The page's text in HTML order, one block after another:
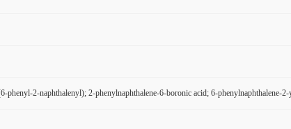
phenyl-2-naphthalenyl); 2-phenylnaphthalene-6-boronic acid; 6-phenylnaphthalene-